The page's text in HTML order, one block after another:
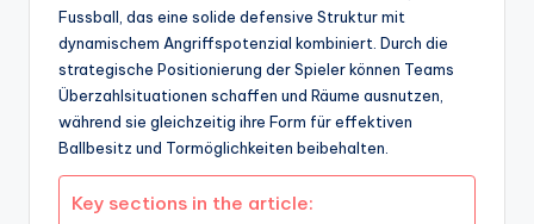
Fussball, das eine solide defensive Struktur mit
dynamischem Angriffspotenzial kombiniert. Durch die
strategische Positionierung der Spieler können Teams
Überzahlsituationen schaffen und Räume ausnutzen,
während sie gleichzeitig ihre Form für effektiven
Ballbesitz und Tormöglichkeiten beibehalten.
Key sections in the article: